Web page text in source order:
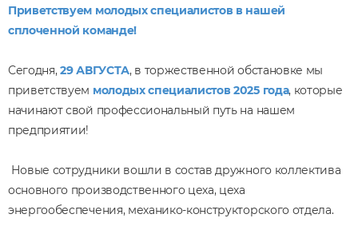
Приветствуем молодых специалистов в нашей
сплоченной команде!
Сегодня,29 АВГУСТА, в торжественной обстановке мы
приветствуем молодых специалистов 2025 года, которые
начинают свой профессиональный путь на нашем
предприятии!
Новые сотрудники вошли в состав дружного коллектива
основного производственного цеха, цеха
энергообеспечения, механико-конструкторского отдела.